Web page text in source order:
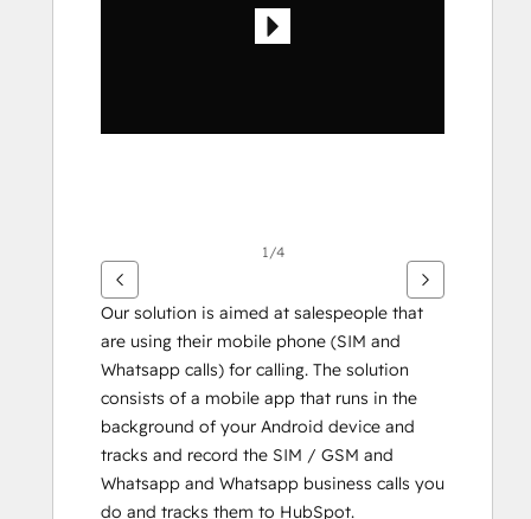
1/4
Our solution is aimed at salespeople that
are using their mobile phone (SIM and
Whatsapp calls) for calling. The solution
consists of a mobile app that runs in the
background of your Android device and
tracks and record the SIM / GSM and
Whatsapp and Whatsapp business calls you
do and tracks them to HubSpot.